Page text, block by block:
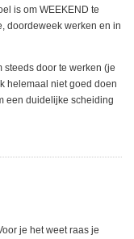
is om WEEKEND te
doordeweek werken en in
door te werken (je
helemaal niet goed doen
een duidelijke scheiding
je het weet raas je